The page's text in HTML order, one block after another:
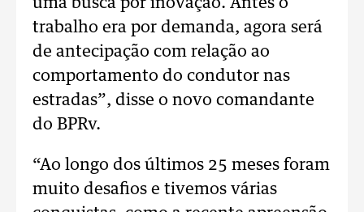
uma busca por inovação. Antes o
trabalho era por demanda, agora será
de antecipação com relação ao
comportamento do condutor nas
estradas”, disse o novo comandante
do BPRv.
“Ao longo dos últimos 25 meses foram
muito desafios e tivemos várias